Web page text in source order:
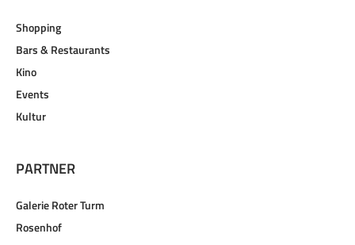
Shopping
Bars & Restaurants
Kino
Events
Kultur
PARTNER
Galerie Roter Turm
Rosenhof